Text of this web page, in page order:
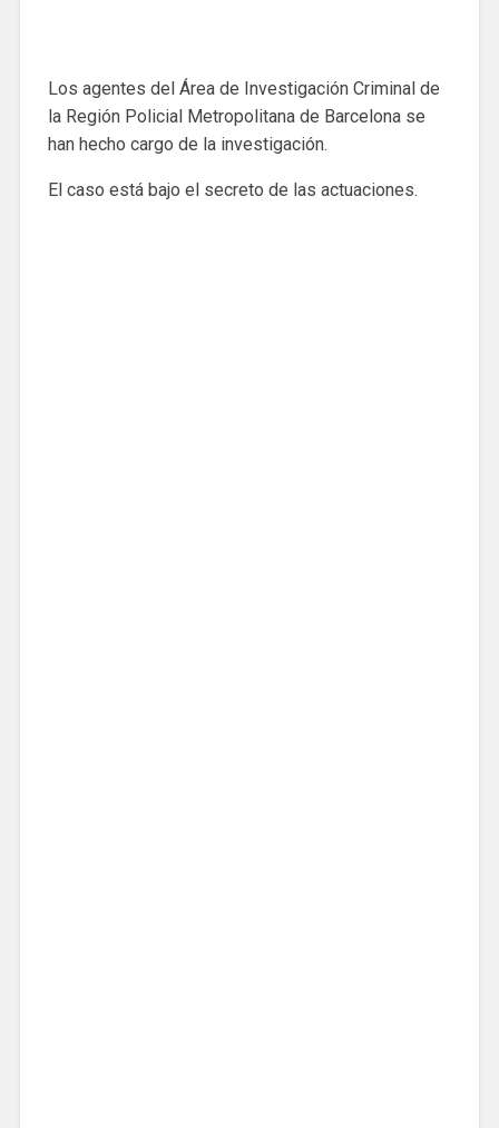
Los agentes del Área de Investigación Criminal de
la Región Policial Metropolitana de Barcelona se
han hecho cargo de la investigación.
El caso está bajo el secreto de las actuaciones.